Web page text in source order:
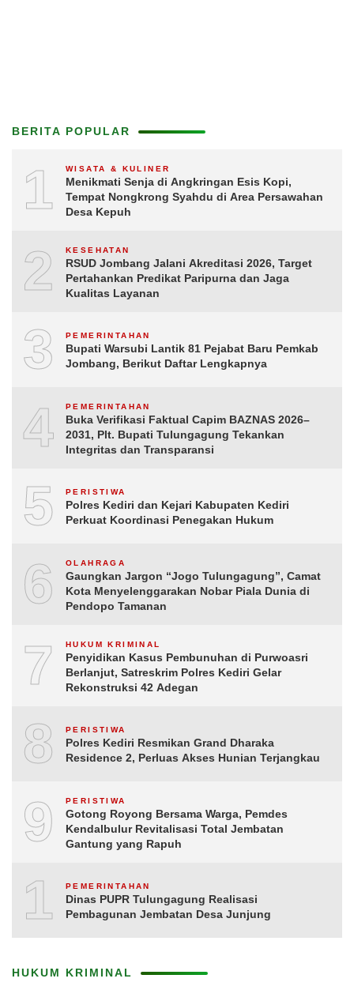
BERITA POPULAR
1 WISATA & KULINER
Menikmati Senja di Angkringan Esis Kopi,
Tempat Nongkrong Syahdu di Area Persawahan
Desa Kepuh
2 KESEHATAN
RSUD Jombang Jalani Akreditasi 2026, Target
Pertahankan Predikat Paripurna dan Jaga
Kualitas Layanan
3 PEMERINTAHAN
Bupati Warsubi Lantik 81 Pejabat Baru Pemkab
Jombang, Berikut Daftar Lengkapnya
4 PEMERINTAHAN
Buka Verifikasi Faktual Capim BAZNAS 2026–
2031, Plt. Bupati Tulungagung Tekankan
Integritas dan Transparansi
5 PERISTIWA
Polres Kediri dan Kejari Kabupaten Kediri
Perkuat Koordinasi Penegakan Hukum
6 OLAHRAGA
Gaungkan Jargon “Jogo Tulungagung”, Camat
Kota Menyelenggarakan Nobar Piala Dunia di
Pendopo Tamanan
7 HUKUM KRIMINAL
Penyidikan Kasus Pembunuhan di Purwoasri
Berlanjut, Satreskrim Polres Kediri Gelar
Rekonstruksi 42 Adegan
8 PERISTIWA
Polres Kediri Resmikan Grand Dharaka
Residence 2, Perluas Akses Hunian Terjangkau
9 PERISTIWA
Gotong Royong Bersama Warga, Pemdes
Kendalbulur Revitalisasi Total Jembatan
Gantung yang Rapuh
10PEMERINTAHAN
Dinas PUPR Tulungagung Realisasi
Pembagunan Jembatan Desa Junjung
HUKUM KRIMINAL